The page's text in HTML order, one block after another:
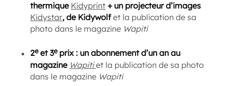
thermique Kidyprint + un projecteur d’images
Kidystar, de Kidywolfet la publication de sa
photo dans le magazine Wapiti
2eet 3eprix : un abonnement d’un an au
magazine Wapitiet la publication de sa photo
dans le magazine Wapiti